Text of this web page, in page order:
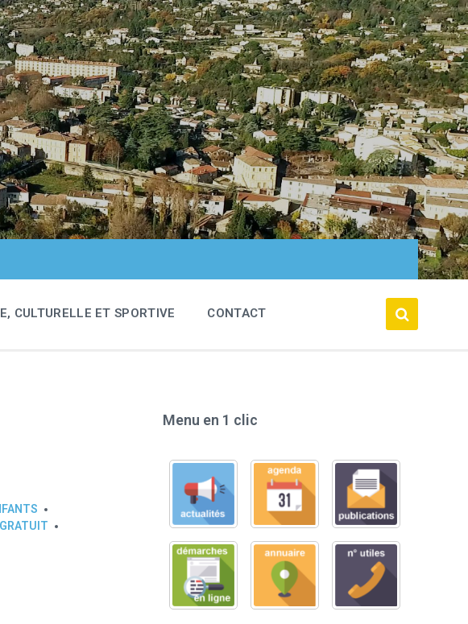
CULTURELLE ET SPORTIVE CONTACT
GRATUIT
Menu en 1 clic